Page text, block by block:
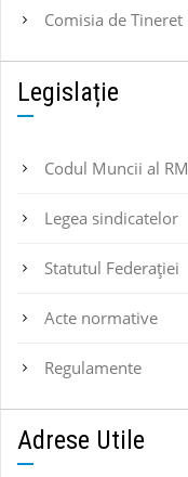
Comisia de Tineret
Legislație
Codul Muncii al RM
Legea sindicatelor
Statutul Federaţiei
Acte normative
Regulamente
Adrese Utile